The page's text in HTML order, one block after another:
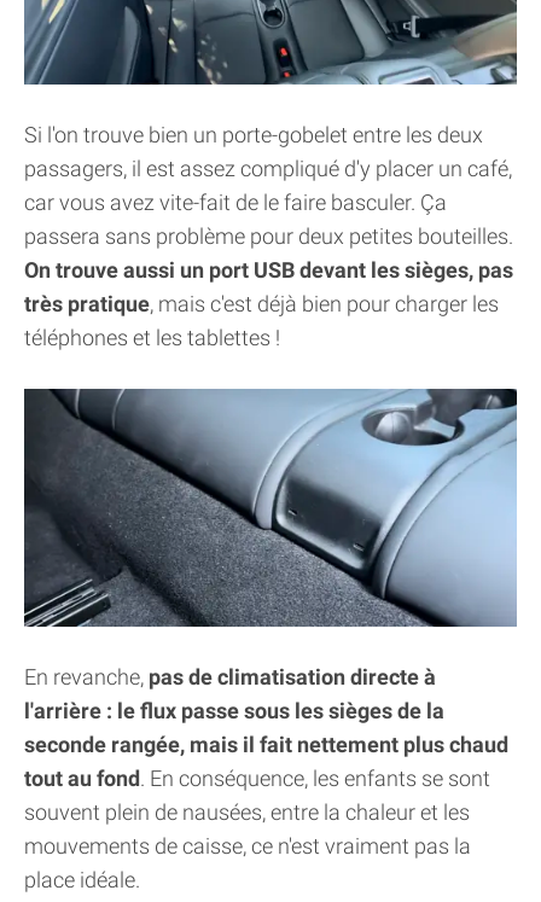
Si l'on trouve bien un porte-gobelet entre les deux
passagers, il est assez compliqué d'y placer un café,
car vous avez vite-fait de le faire basculer. Ça
passera sans problème pour deux petites bouteilles.
On trouve aussi un port USB devant les sièges, pas
très pratique, mais c'est déjà bien pour charger les
téléphones et les tablettes !
En revanche, pas de climatisation directe à
l'arrière : le flux passe sous les sièges de la
seconde rangée, mais il fait nettement plus chaud
tout au fond. En conséquence, les enfants se sont
souvent plein de nausées, entre la chaleur et les
mouvements de caisse, ce n'est vraiment pas la
place idéale.